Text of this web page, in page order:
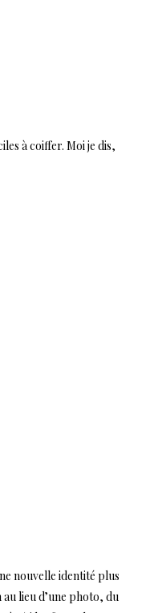
à coiffer. Moi je dis,
nouvelle identité plus
lieu d’une photo, du